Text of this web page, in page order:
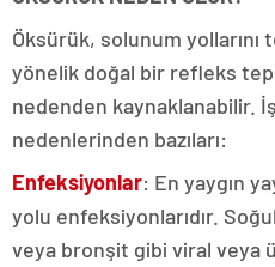
Öksürük, solunum
yönelik doğal bir refleks
nedenden kaynaklanabilir.
nedenlerinden bazıları:
Enfeksiyonlar: En yaygın
yolu enfeksiyonlarıdır.
veya bronşit gibi viral veya